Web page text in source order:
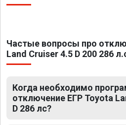
Частые вопросы про
Land Cruiser 4.5 D 200 286
Когда необходимо
отключение ЕГР Toyota
D 286 лс?